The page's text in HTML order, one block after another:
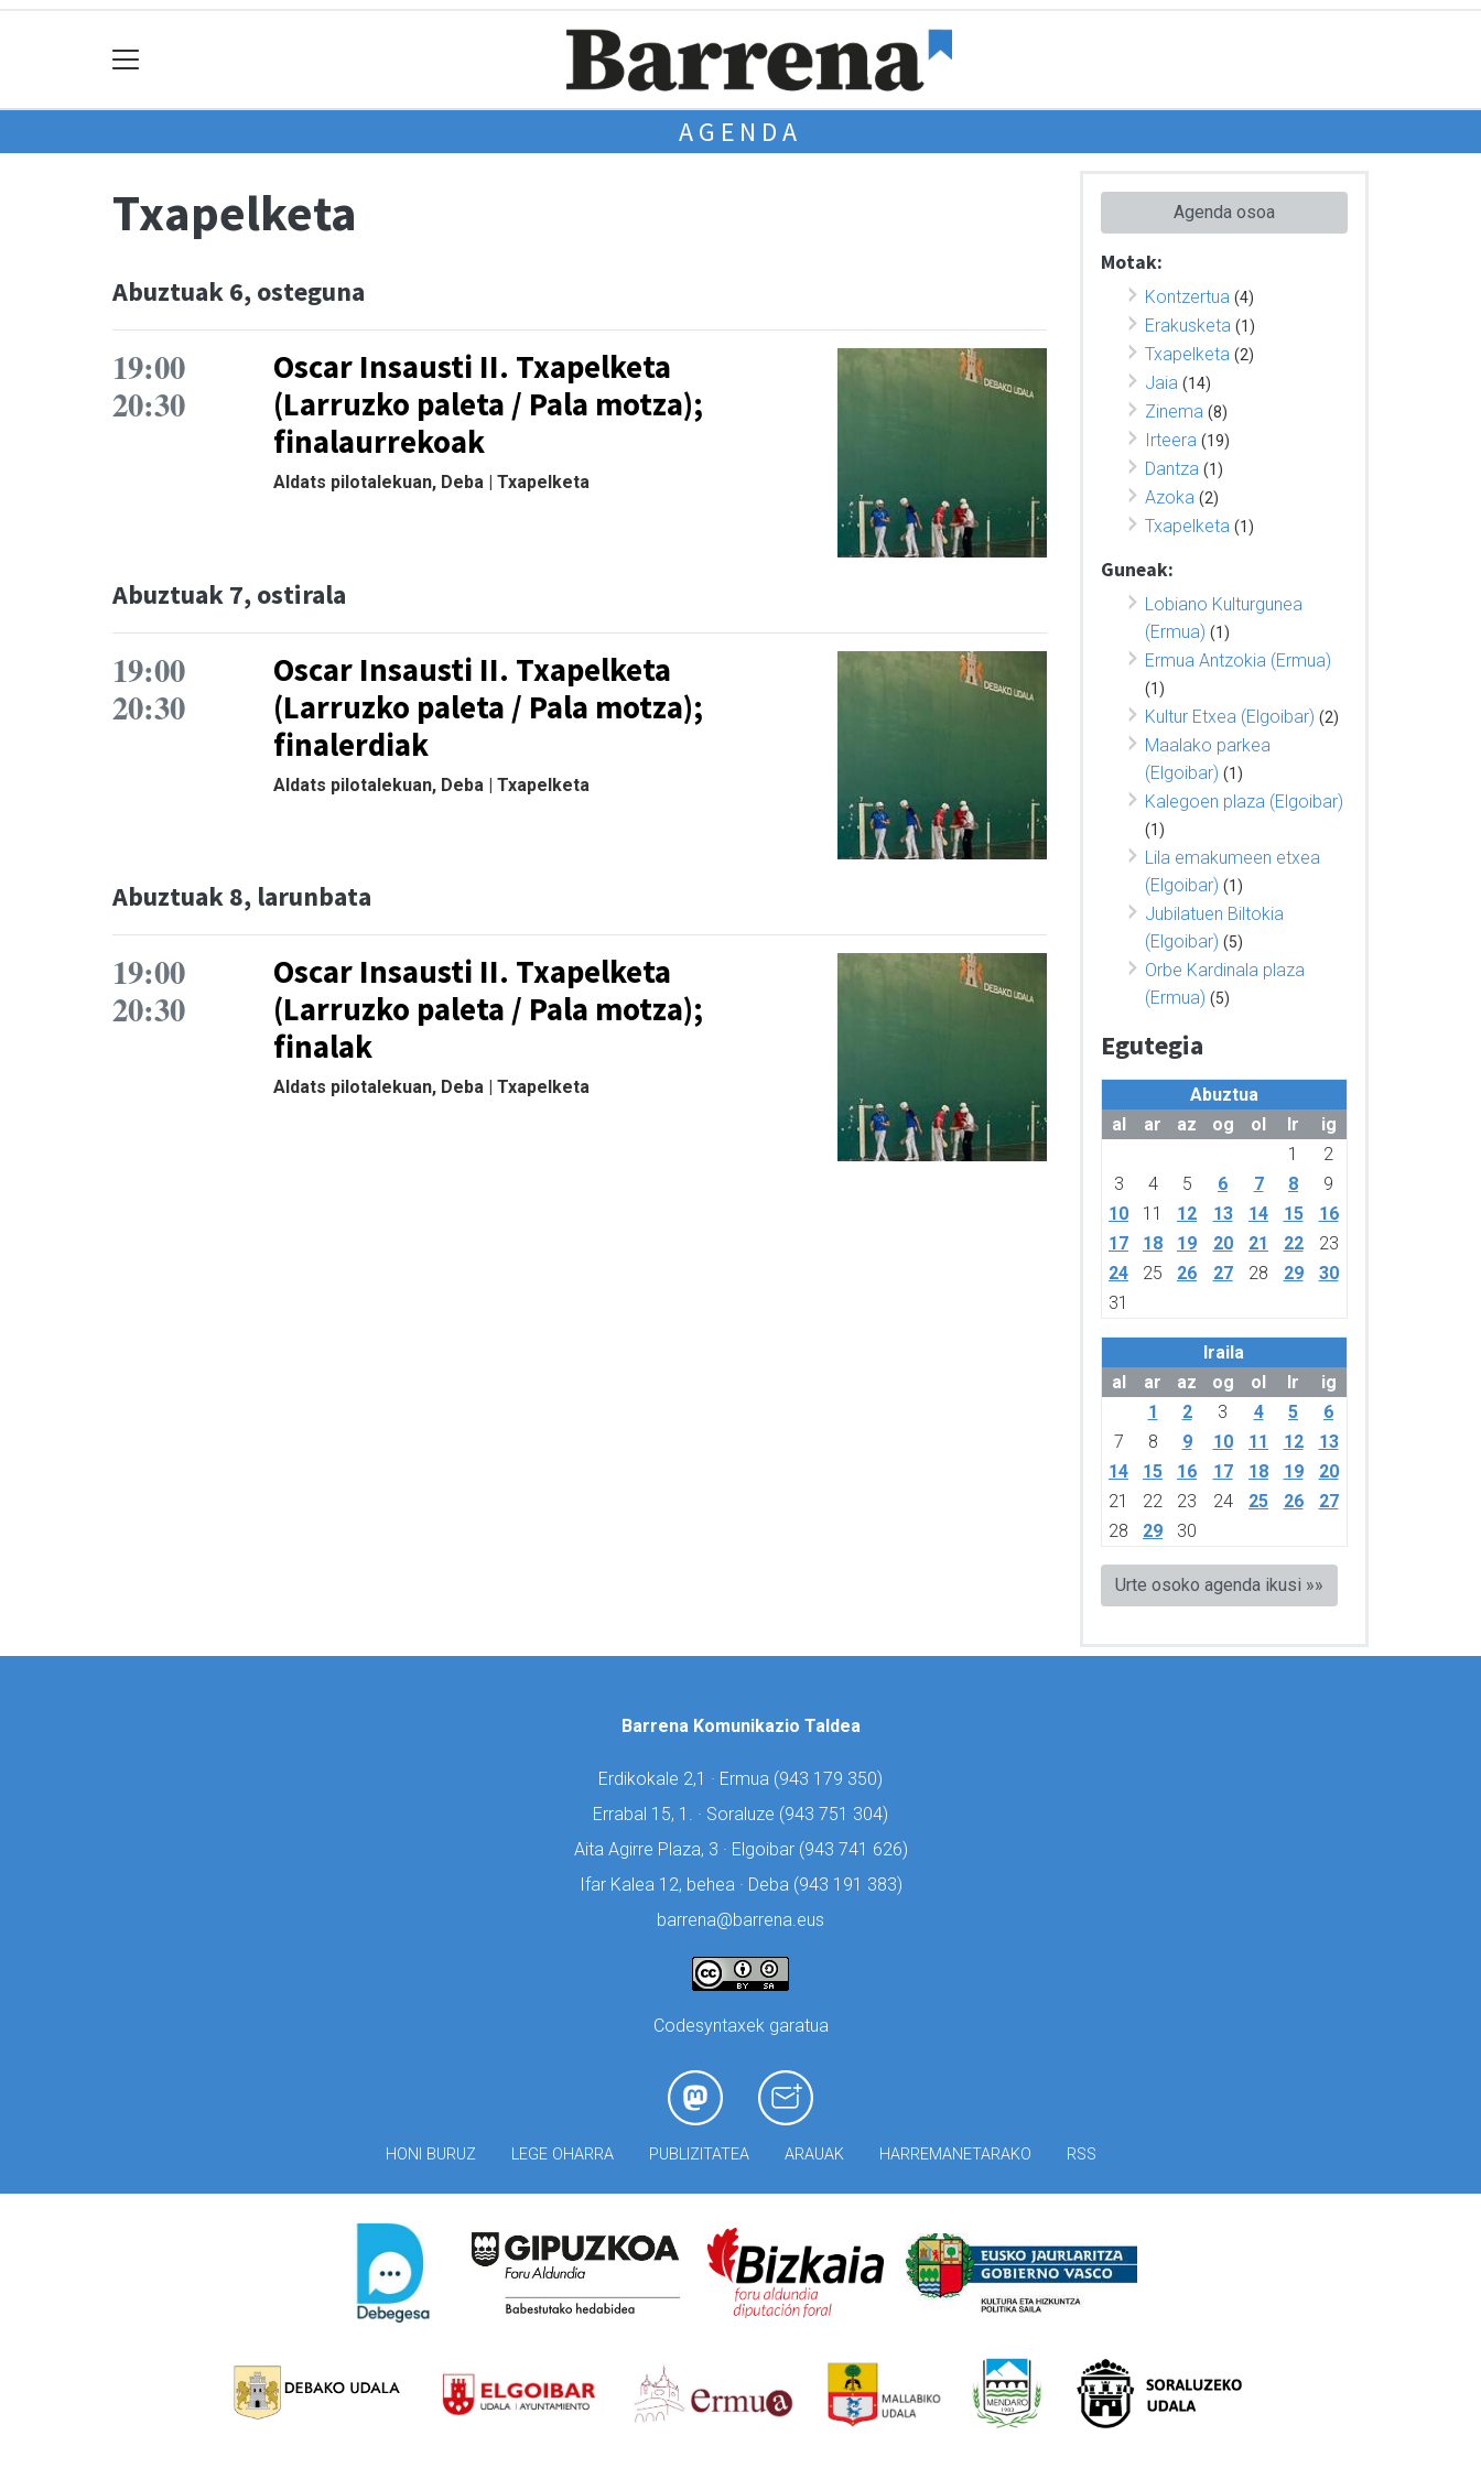
AGENDA
Txapelketa
Abuztuak 6, osteguna
19:00
20:30
Oscar Insausti II. Txapelketa
(Larruzko paleta / Pala motza);
finalaurrekoak
Aldats pilotalekuan, Deba | Txapelketa
Abuztuak 7, ostirala
19:00
20:30
Oscar Insausti II. Txapelketa
(Larruzko paleta / Pala motza);
finalerdiak
Aldats pilotalekuan, Deba | Txapelketa
Abuztuak 8, larunbata
19:00
20:30
Oscar Insausti II. Txapelketa
(Larruzko paleta / Pala motza);
finalak
Aldats pilotalekuan, Deba | Txapelketa
Agenda osoa
Motak:
Kontzertua (4)
Erakusketa (1)
Txapelketa (2)
Jaia (14)
Zinema (8)
Irteera (19)
Dantza (1)
Azoka (2)
Txapelketa (1)
Guneak:
Lobiano Kulturgunea
(Ermua) (1)
Ermua Antzokia (Ermua)
(1)
Kultur Etxea (Elgoibar) (2)
Maalako parkea
(Elgoibar) (1)
Kalegoen plaza (Elgoibar)
(1)
Lila emakumeen etxea
(Elgoibar) (1)
Jubilatuen Biltokia
(Elgoibar) (5)
Orbe Kardinala plaza
(Ermua) (5)
Egutegia
Abuztua
al
ar az og ol lr
ig
1
2
3
4 5 6 7 8
9
10
11 12 13 14 15
16
17
18 19 20 21 22
23
24
25 26 27 28 29
30
31
Iraila
al
ar az og ol lr
ig
1
2 3 4 5
6
7
8 9 10 11 12
13
14
15 16 17 18 19
20
21
22 23 24 25 26
27
28
29 30
Urte osoko agenda ikusi »»
Barrena Komunikazio Taldea
Erdikokale 2,1 · Ermua (943 179 350)
Errabal 15, 1. · Soraluze (943 751 304)
Aita Agirre Plaza, 3 · Elgoibar (943 741 626)
Ifar Kalea 12, behea · Deba (943 191 383)
barrena@barrena.eus
Codesyntaxek garatua
HONI BURUZ LEGE OHARRA PUBLIZITATEA ARAUAK HARREMANETARAKO RSS